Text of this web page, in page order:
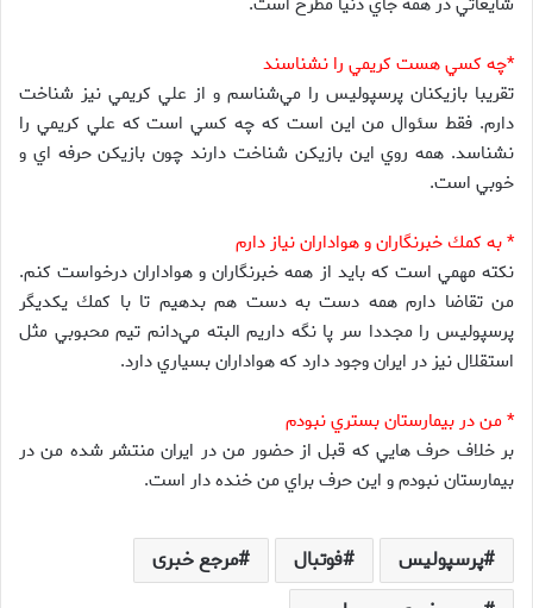
*چه كسي هست كريمي را نشناسند
تقريبا بازيكنان پرسپوليس را مي‌شناسم و از علي كريمي نيز شناخت
دارم. فقط سئوال من اين است كه چه كسي است كه علي كريمي را
نشناسد. همه روي اين بازيكن شناخت دارند چون بازيكن حرفه اي و
خوبي است.
* به كمك خبرنگاران و هواداران نياز دارم
نكته مهمي است كه بايد از همه خبرنگاران و هواداران درخواست كنم.
من تقاضا دارم همه دست به دست هم بدهيم تا با كمك يكديگر
پرسپوليس را مجددا سر پا نگه داريم البته مي‌دانم تيم محبوبي مثل
استقلال نيز در ايران وجود دارد كه هواداران بسياري دارد.
* من در بيمارستان بستري نبودم
بر خلاف حرف هايي كه قبل از حضور من در ايران منتشر شده من در
بيمارستان نبودم و اين حرف براي من خنده دار است.
پرسپولیس فوتبال
مرجع خبری